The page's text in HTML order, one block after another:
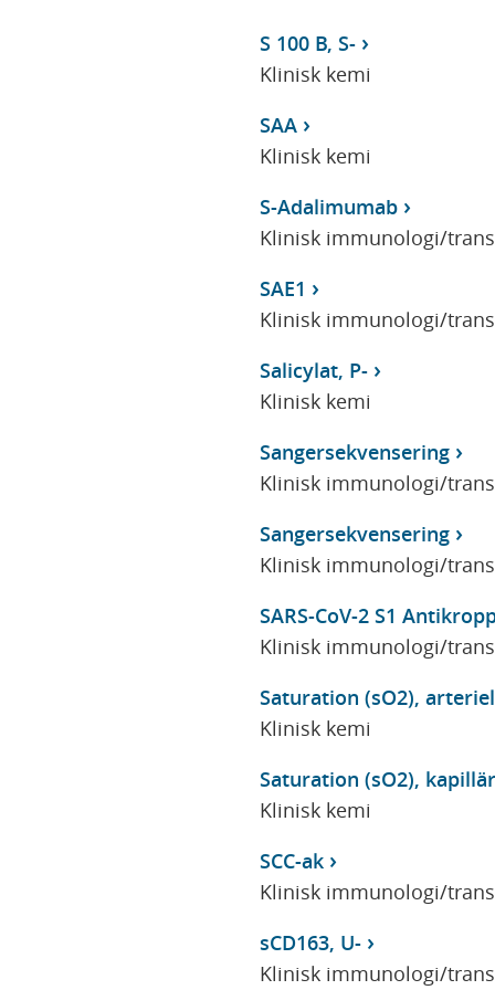
S 100 B, S-
Klinisk kemi
SAA
Klinisk kemi
S-Adalimumab
Klinisk immunologi/
SAE1
Klinisk immunologi/
Salicylat, P-
Klinisk kemi
Sangersekvensering
Klinisk immunologi/
Sangersekvensering
Klinisk immunologi/
SARS-CoV-2 S1
Klinisk immunologi/
Saturation (sO2),
Klinisk kemi
Saturation (sO2),
Klinisk kemi
SCC-ak
Klinisk immunologi/
sCD163, U-
Klinisk immunologi/